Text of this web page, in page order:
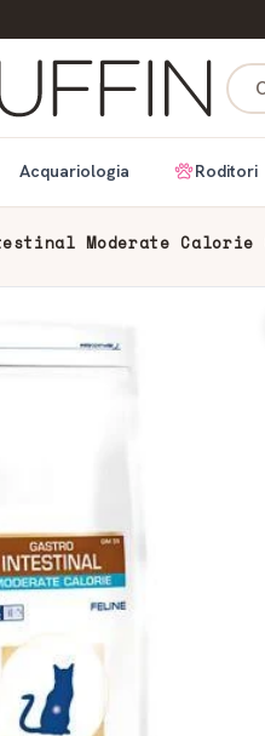
Acquariologia Roditori
Moderate Calorie